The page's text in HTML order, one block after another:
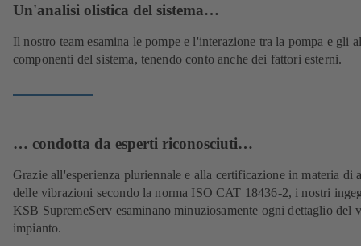
Un'analisi olistica del sistema…
Il nostro team esamina le pompe e l'interazione tra la pompa e gli
componenti del sistema, tenendo conto anche dei fattori esterni.
… condotta da esperti riconosciuti…
Grazie all'esperienza pluriennale e alla certificazione in materia di
delle vibrazioni secondo la norma ISO CAT 18436-2, i nostri
KSB SupremeServ esaminano minuziosamente ogni dettaglio del
impianto.